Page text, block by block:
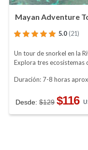
Mayan Adventure
5.0 (21)
Un tour de snorkel en la
Explora tres ecosistemas
Duración: 7-8 horas
Desde: $129 $116